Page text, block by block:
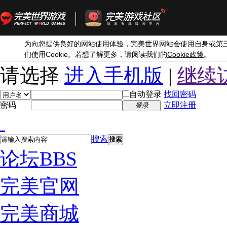
为向您提供良好的网站使用体验，完美世界网站会使用自身或第
们使用Cookie。若想了解更多，请阅读我们的Cookie政策。
请选择 进入手机版 | 继续
自动登录 找回密码
密码
登录 立即注册
搜索 搜索
论坛BBS
完美官网
完美商城